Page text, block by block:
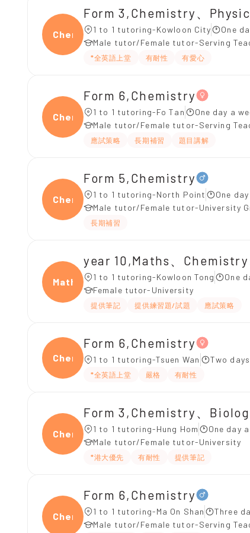
Chemi
Form 3,Chemistry、
1 to 1 tutoring-Kowloon City
One
Male tutor/Female tutor-Serving
*全英語上堂 有耐性 有愛心
Chemi
Form 6,Chemistry
1 to 1 tutoring-Fo Tan
One day a
Male tutor/Female tutor-Serving
應試策略 長期補習 題目講解
Chemi
Form 5,Chemistry
1 to 1 tutoring-North Point
One
Male tutor/Female tutor-University
長期補習
Maths
year 10,Maths、
1 to 1 tutoring-Kowloon Tong
One
Female tutor-University
提供筆記 提供練習題/試題 應試策略
Chemi
Form 6,Chemistry
1 to 1 tutoring-Tsuen Wan Two
*全英語上堂 嚴格 有耐性
Chemi
Form 3,Chemistry、
1 to 1 tutoring-Hung Hom
One day
Male tutor/Female tutor-University
*港大優先 有耐性 提供筆記
Chemi
Form 6,Chemistry
1 to 1 tutoring-Ma On Shan
Three
Male tutor/Female tutor-Serving